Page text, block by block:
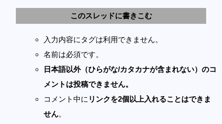
このスレッドに書きこむ
入力内容にタグは利用できません。
名前は必須です。
日本語以外（ひらがな/カタカナが含まれない）のコ
メントは投稿できません。
コメント中に リンクを2個以上入れることはできま
せん。